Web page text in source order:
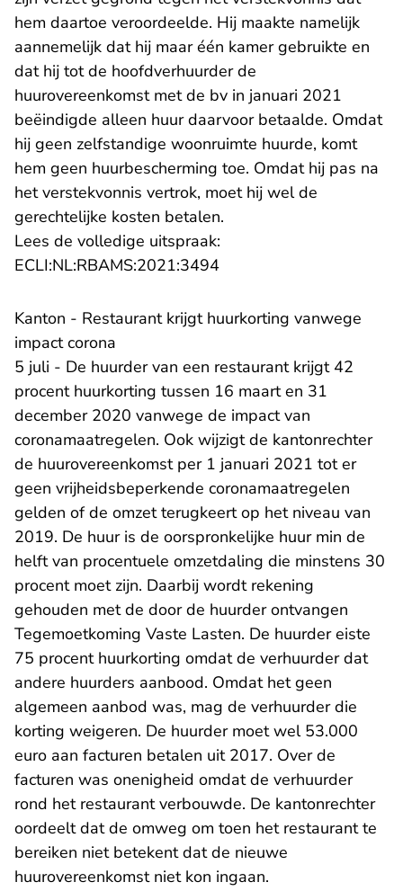
hem daartoe veroordeelde. Hij maakte namelijk
aannemelijk dat hij maar één kamer gebruikte en
dat hij tot de hoofdverhuurder de
huurovereenkomst met de bv in januari 2021
beëindigde alleen huur daarvoor betaalde. Omdat
hij geen zelfstandige woonruimte huurde, komt
hem geen huurbescherming toe. Omdat hij pas na
het verstekvonnis vertrok, moet hij wel de
gerechtelijke kosten betalen.
Lees de volledige uitspraak:
ECLI:NL:RBAMS:2021:3494- U verlaat
Kanton - Restaurant krijgt huurkorting vanwege
impact corona
5 juli - De huurder van een restaurant krijgt 42
procent huurkorting tussen 16 maart en 31
december 2020 vanwege de impact van
coronamaatregelen. Ook wijzigt de kantonrechter
de huurovereenkomst per 1 januari 2021 tot er
geen vrijheidsbeperkende coronamaatregelen
gelden of de omzet terugkeert op het niveau van
2019. De huur is de oorspronkelijke huur min de
helft van procentuele omzetdaling die minstens 30
procent moet zijn. Daarbij wordt rekening
gehouden met de door de huurder ontvangen
Tegemoetkoming Vaste Lasten. De huurder eiste
75 procent huurkorting omdat de verhuurder dat
andere huurders aanbood. Omdat het geen
algemeen aanbod was, mag de verhuurder die
korting weigeren. De huurder moet wel 53.000
euro aan facturen betalen uit 2017. Over de
facturen was onenigheid omdat de verhuurder
rond het restaurant verbouwde. De kantonrechter
oordeelt dat de omweg om toen het restaurant te
bereiken niet betekent dat de nieuwe
huurovereenkomst niet kon ingaan.